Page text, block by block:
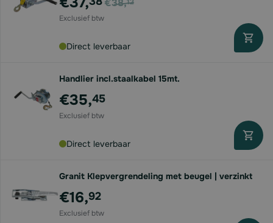
€38,12
Direct leverbaar
Handlier incl.staalkabel 15mt.
€35,45
Direct leverbaar
Granit Klepvergrendeling met beugel | verzinkt
€16,92